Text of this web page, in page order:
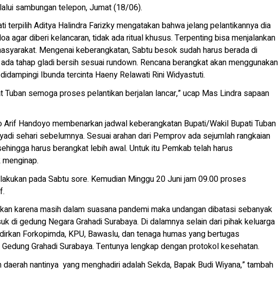
sambungan telepon, Jumat (18/06).
terpilih Aditya Halindra Farizky mengatakan bahwa jelang pelantikannya dia
agar diberi kelancaran, tidak ada ritual khusus. Terpenting bisa menjalankan
Mengenai keberangkatan, Sabtu besok sudah harus berada di
tahap gladi bersih sesuai rundown. Rencana berangkat akan menggunakan
Ibunda tercinta Haeny Relawati Rini Widyastuti.
Tuban semoga proses pelantikan berjalan lancar,” ucap Mas Lindra sapaan
Handoyo membenarkan jadwal keberangkatan Bupati/Wakil Bupati Tuban
sehari sebelumnya. Sesuai arahan dari Pemprov ada sejumlah rangkaian
harus berangkat lebih awal. Untuk itu Pemkab telah harus
pada Sabtu sore. Kemudian Minggu 20 Juni jam 09.00 proses
karena masih dalam suasana pandemi maka undangan dibatasi sebanyak
di gedung Negara Grahadi Surabaya. Di dalamnya selain dari pihak keluarga
Forkopimda, KPU, Bawaslu, dan tenaga humas yang bertugas
Grahadi Surabaya. Tentunya lengkap dengan protokol kesehatan.
daerah nantinya yang menghadiri adalah Sekda, Bapak Budi Wiyana,” tambah